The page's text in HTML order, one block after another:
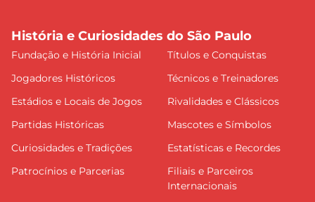
História e Curiosidades do São Paulo
Fundação e História Inicial
Títulos e Conquistas
Jogadores Históricos
Técnicos e Treinadores
Estádios e Locais de Jogos
Rivalidades e Clássicos
Partidas Históricas
Mascotes e Símbolos
Curiosidades e Tradições
Estatísticas e Recordes
Patrocínios e Parcerias
Filiais e Parceiros
Internacionais